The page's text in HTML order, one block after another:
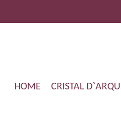
Hauptinhalt
HOME CRISTAL